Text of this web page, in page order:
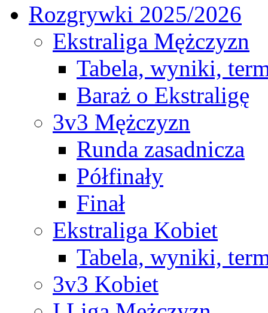
Rozgrywki 2025/2026
Ekstraliga Mężczyzn
Tabela, wyniki,
Baraż o Ekstraligę
3v3 Mężczyzn
Runda zasadnicza
Półfinały
Finał
Ekstraliga Kobiet
Tabela, wyniki,
3v3 Kobiet